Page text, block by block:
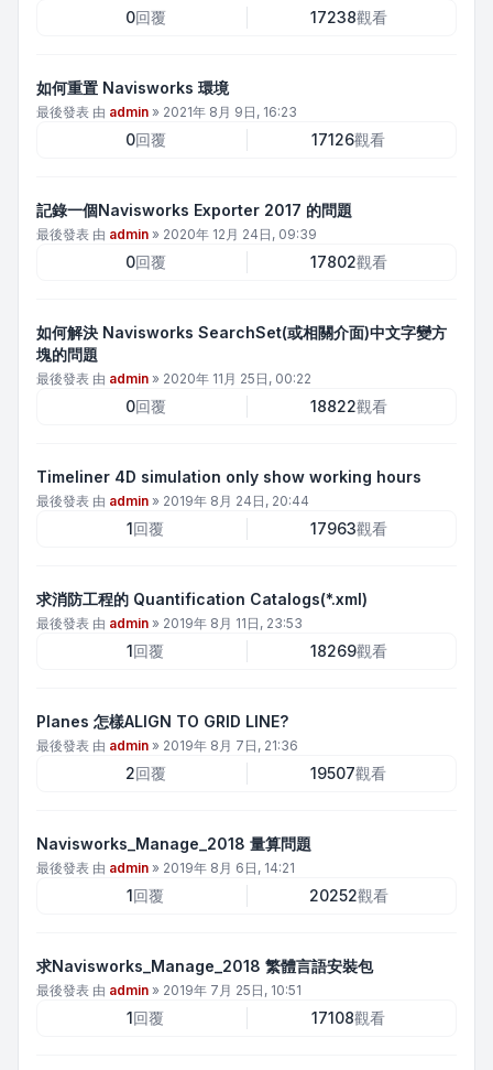
0回覆 17238觀看
如何重置 Navisworks 環境
最後發表 由 admin » 2021年 8月 9日, 16:23
0回覆 17126觀看
記錄一個Navisworks Exporter 2017 的問題
最後發表 由 admin » 2020年 12月 24日, 09:39
0回覆 17802觀看
如何解決 Navisworks SearchSet(或相關介面)中文字變方
塊的問題
最後發表 由 admin » 2020年 11月 25日, 00:22
0回覆 18822觀看
Timeliner 4D simulation only show working hours
最後發表 由 admin » 2019年 8月 24日, 20:44
1回覆 17963觀看
求消防工程的 Quantification Catalogs(*.xml)
最後發表 由 admin » 2019年 8月 11日, 23:53
1回覆 18269觀看
Planes 怎樣ALIGN TO GRID LINE?
最後發表 由 admin » 2019年 8月 7日, 21:36
2回覆 19507觀看
Navisworks_Manage_2018 量算問題
最後發表 由 admin » 2019年 8月 6日, 14:21
1回覆 20252觀看
求Navisworks_Manage_2018 繁體言語安裝包
最後發表 由 admin » 2019年 7月 25日, 10:51
1回覆 17108觀看